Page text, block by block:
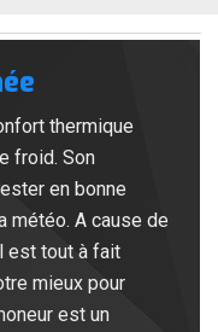
thermique
froid. Son
en bonne
météo. A cause de
est tout à fait
mieux pour
est un